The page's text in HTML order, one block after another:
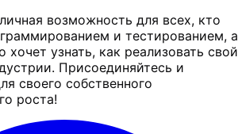
возможность для всех, кто
и тестированием, а
хочет узнать, как реализовать свой
Присоединяйтесь и
своего собственного
роста!